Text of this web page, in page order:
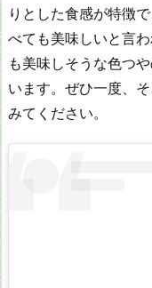
りとした食感が特徴
べても美味しいと言
も美味しそうな色つ
います。ぜひ一度、
みてください。